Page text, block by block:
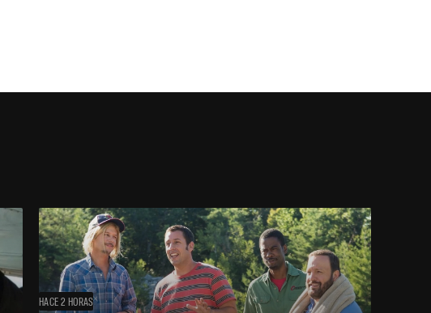
HACE 2 HORAS